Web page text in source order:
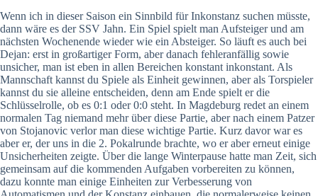
Wenn ich in dieser Saison ein Sinnbild für Inkonstanz suchen müsste,
dann wäre es der SSV Jahn. Ein Spiel spielt man Aufsteiger und am
nächsten Wochenende wieder wie ein Absteiger. So läuft es auch bei
Dejan: erst in großartiger Form, aber danach fehleranfällig sowie
unsicher, man ist eben in allen Bereichen konstant inkonstant. Als
Mannschaft kannst du Spiele als Einheit gewinnen, aber als Torspieler
kannst du sie alleine entscheiden, denn am Ende spielt er die
Schlüsselrolle, ob es 0:1 oder 0:0 steht. In Magdeburg redet an einem
normalen Tag niemand mehr über diese Partie, aber nach einem Patzer
von Stojanovic verlor man diese wichtige Partie. Kurz davor war es
aber er, der uns in die 2. Pokalrunde brachte, wo er aber erneut einige
Unsicherheiten zeigte. Über die lange Winterpause hatte man Zeit, sich
gemeinsam auf die kommenden Aufgaben vorbereiten zu können,
dazu konnte man einige Einheiten zur Verbesserung von